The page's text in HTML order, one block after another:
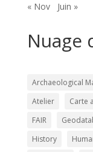
« Nov
Juin »
Nuage
Archaeological
Atelier
Carte
FAIR
History